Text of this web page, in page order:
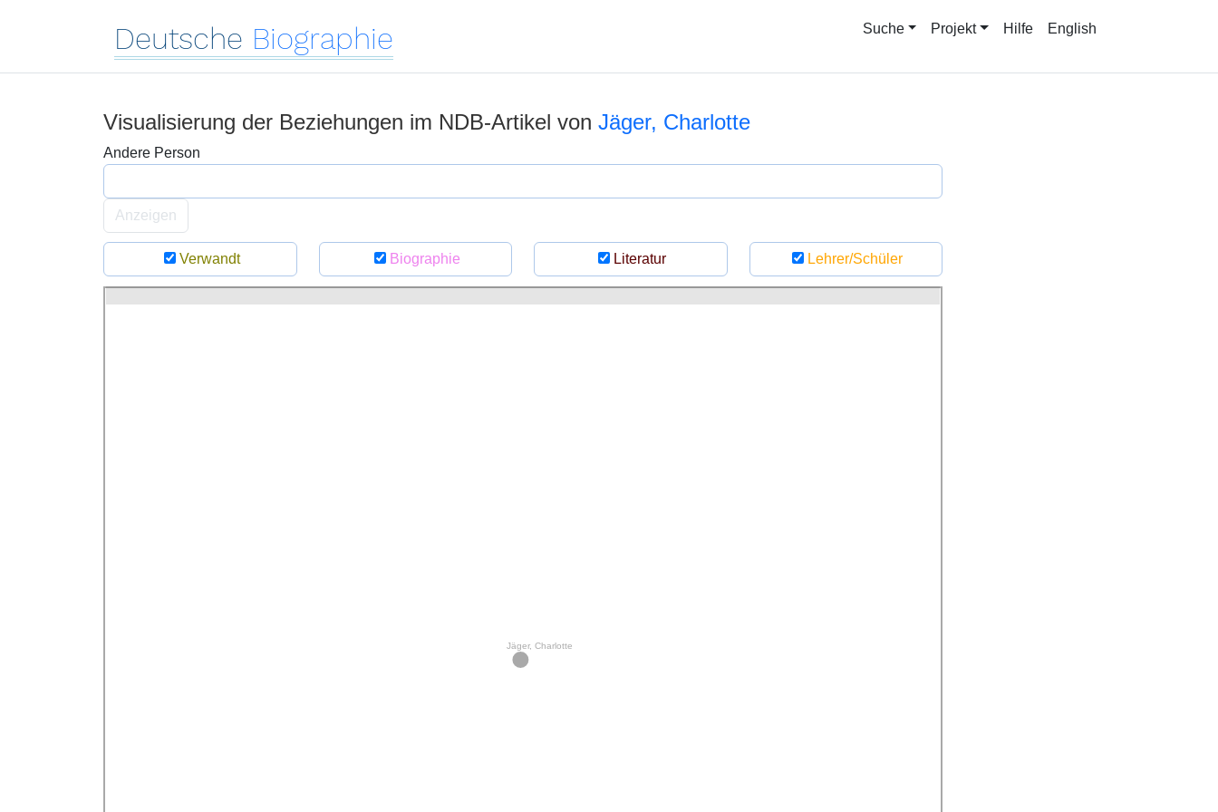
Deutsche Biographie Suche Projekt Hilfe English
Visualisierung der Beziehungen im NDB-Artikel von Jäger, Charlotte
Andere Person
Anzeigen
Verwandt Biographie Literatur Lehrer/Schüler
Jäger, Charlotte